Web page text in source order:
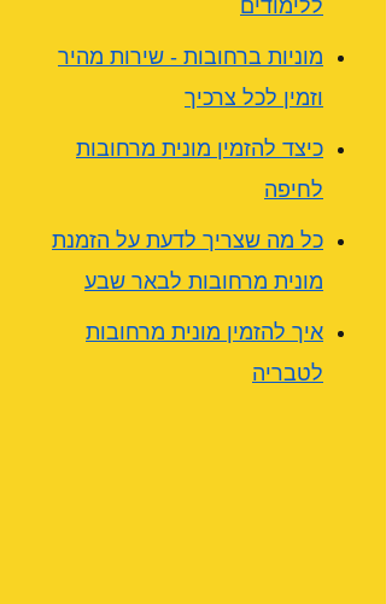
ללימודים
מוניות ברחובות - שירות מהיר
וזמין לכל צרכיך
כיצד להזמין מונית מרחובות
לחיפה
כל מה שצריך לדעת על הזמנת
מונית מרחובות לבאר שבע
איך להזמין מונית מרחובות
לטבריה